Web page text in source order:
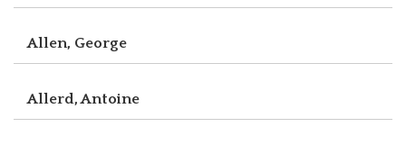
Allen, George
Allerd, Antoine